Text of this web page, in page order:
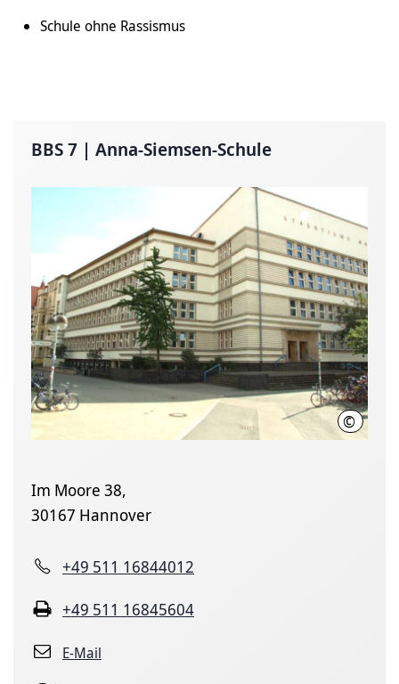
Schule ohne Rassismus
BBS 7 | Anna-Siemsen-Schule
© Anna-
Im Moore 38,
30167 Hannover
+49 511 16844012
+49 511 16845604
E-Mail